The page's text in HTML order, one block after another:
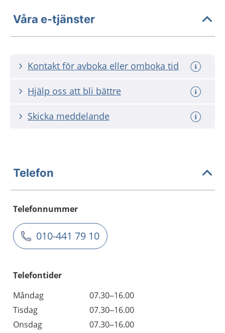
Våra e-tjänster
Kontakt för avboka eller omboka tid
Hjälp oss att bli bättre
Skicka meddelande
Telefon
Telefonnummer
010-441 79 10
Telefontider
Måndag
07.30–16.00
Tisdag
07.30–16.00
Onsdag
07.30–16.00